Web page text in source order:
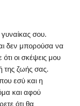
σου.
δεν μπορούσα να
οι σκέψεις μου
της ζωής σας.
εσύ και η
και αφού
ότι θα